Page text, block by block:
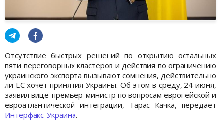
Отсутствие быстрых решений по открытию остальных
пяти переговорных кластеров и действия по ограничению
украинского экспорта вызывают сомнения, действительно
ли ЕС хочет принятия Украины. Об этом в среду, 24 июня,
заявил вице-премьер-министр по вопросам европейской и
евроатлантической интеграции, Тарас Качка, передает
Интерфакс-Украина.